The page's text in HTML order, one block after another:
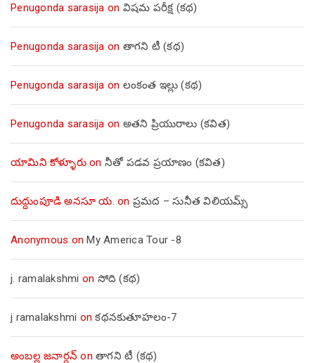
Penugonda sarasija on విషమ పరీక్ష (క‌థ‌)
Penugonda sarasija on తాగని టీ (కథ)
Penugonda sarasija on లంకంత ఇల్లు (కథ)
Penugonda sarasija on అతని ప్రియురాలు (కవిత)
యామిని కోళ్ళూరుon నీతో పడవ ప్రయాణం (కవిత)
దుద్దుంపూడి అనసూ య. on ప్రమద – సునీత విలియమ్స్
Anonymous onMy America Tour -8
j. ramalakshmi on సోది (కథ)
j ramalakshmi onకథనకుతూహలం-7
అంబల్ల జనార్దన్ on తాగని టీ (కథ)